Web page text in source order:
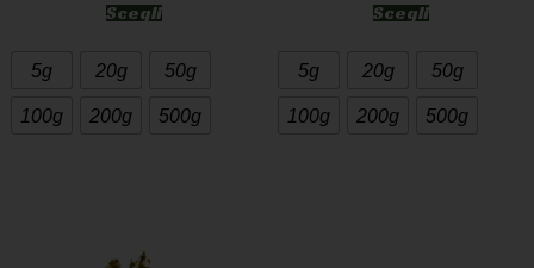
Scegli
5g 20g 50g
100g 200g 500g
Scegli
5g 20g 50g
100g 200g 500g